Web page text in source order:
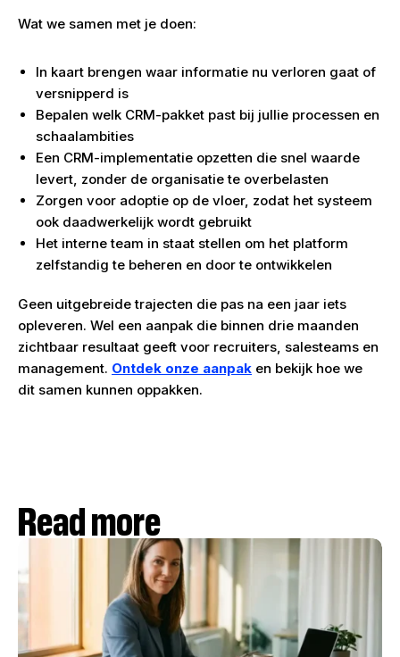
Wat we samen met je doen:
In kaart brengen waar informatie nu verloren gaat of
versnipperd is
Bepalen welk CRM-pakket past bij jullie processen en
schaalambities
Een CRM-implementatie opzetten die snel waarde
levert, zonder de organisatie te overbelasten
Zorgen voor adoptie op de vloer, zodat het systeem
ook daadwerkelijk wordt gebruikt
Het interne team in staat stellen om het platform
zelfstandig te beheren en door te ontwikkelen
Geen uitgebreide trajecten die pas na een jaar iets
opleveren. Wel een aanpak die binnen drie maanden
zichtbaar resultaat geeft voor recruiters, salesteams en
management. Ontdek onze aanpak en bekijk hoe we
dit samen kunnen oppakken.
Read more